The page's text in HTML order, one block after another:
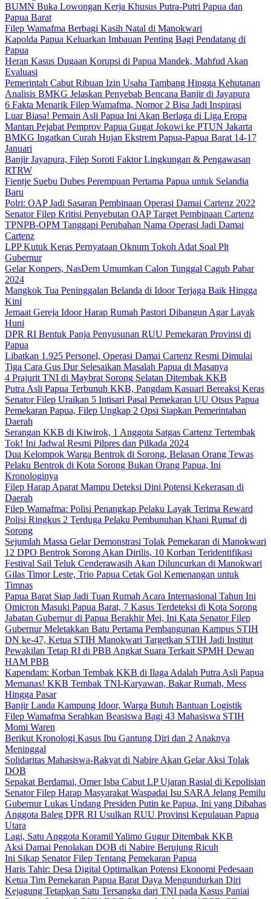
BUMN Buka Lowongan Kerja Khusus Putra-Putri Papua dan
Papua Barat
Filep Wamafma Berbagi Kasih Natal di Manokwari
Kapolda Papua Keluarkan Imbauan Penting Bagi Pendatang di
Papua
Heran Kasus Dugaan Korupsi di Papua Mandek, Mahfud Akan
Evaluasi
Pemerintah Cabut Ribuan Izin Usaha Tambang Hingga Kehutanan
Analisis BMKG Jelaskan Penyebab Bencana Banjir di Jayapura
6 Fakta Menarik Filep Wamafma, Nomor 2 Bisa Jadi Inspirasi
Luar Biasa! Pemain Asli Papua Ini Akan Berlaga di Liga Eropa
Mantan Pejabat Pemprov Papua Gugat Jokowi ke PTUN Jakarta
BMKG Ingatkan Curah Hujan Ekstrem Papua-Papua Barat 14-17
Januari
Banjir Jayapura, Filep Soroti Faktor Lingkungan & Pengawasan
RTRW
Fientje Suebu Dubes Perempuan Pertama Papua untuk Selandia
Baru
Polri: OAP Jadi Sasaran Pembinaan Operasi Damai Cartenz 2022
Senator Filep Kritisi Penyebutan OAP Target Pembinaan Cartenz
TPNPB-OPM Tanggapi Perubahan Nama Operasi Jadi Damai
Cartenz
LPP Kutuk Keras Pernyataan Oknum Tokoh Adat Soal Plt
Gubernur
Gelar Konpers, NasDem Umumkan Calon Tunggal Cagub Pabar
2024
Mangkok Tua Peninggalan Belanda di Idoor Terjaga Baik Hingga
Kini
Jemaat Gereja Idoor Harap Rumah Pastori Dibangun Agar Layak
Huni
DPR RI Bentuk Panja Penyusunan RUU Pemekaran Provinsi di
Papua
Libatkan 1.925 Personel, Operasi Damai Cartenz Resmi Dimulai
Tiga Cara Gus Dur Selesaikan Masalah Papua di Masanya
4 Prajurit TNI di Maybrat Sorong Selatan Ditembak KKB
Putra Asli Papua Terbunuh KKB, Pangdam Kasuari Bereaksi Keras
Senator Filep Uraikan 5 Intisari Pasal Pemekaran UU Otsus Papua
Pemekaran Papua, Filep Ungkap 2 Opsi Siapkan Pemerintahan
Daerah
Serangan KKB di Kiwirok, 1 Anggota Satgas Cartenz Tertembak
Tok! Ini Jadwal Resmi Pilpres dan Pilkada 2024
Dua Kelompok Warga Bentrok di Sorong, Belasan Orang Tewas
Pelaku Bentrok di Kota Sorong Bukan Orang Papua, Ini
Kronologinya
Filep Harap Aparat Mampu Deteksi Dini Potensi Kekerasan di
Daerah
Filep Wamafma: Polisi Penangkap Pelaku Layak Terima Reward
Polisi Ringkus 2 Terduga Pelaku Pembunuhan Khani Rumaf di
Sorong
Sejumlah Massa Gelar Demonstrasi Tolak Pemekaran di Manokwari
12 DPO Bentrok Sorong Akan Dirilis, 10 Korban Teridentifikasi
Festival Sail Teluk Cenderawasih Akan Diluncurkan di Manokwari
Gilas Timor Leste, Trio Papua Cetak Gol Kemenangan untuk
Timnas
Papua Barat Siap Jadi Tuan Rumah Acara Internasional Tahun Ini
Omicron Masuki Papua Barat, 7 Kasus Terdeteksi di Kota Sorong
Jabatan Gubernur di Papua Berakhir Mei, Ini Kata Senator Filep
Gubernur Meletakkan Batu Pertama Pembangunan Kampus STIH
DN ke-47, Ketua STIH Manokwari Targetkan STIH Jadi Institut
Pewakilan Tetap RI di PBB Angkat Suara Terkait SPMH Dewan
HAM PBB
Kapendam: Korban Tembak KKB di Ilaga Adalah Putra Asli Papua
Memanas! KKB Tembak TNI-Karyawan, Bakar Rumah, Mess
Hingga Pasar
Banjir Landa Kampung Idoor, Warga Butuh Bantuan Logistik
Filep Wamafma Serahkan Beasiswa Bagi 43 Mahasiswa STIH
Momi Waren
Berikut Kronologi Kasus Ibu Gantung Diri dan 2 Anaknya
Meninggal
Solidaritas Mahasiswa-Rakyat di Nabire Akan Gelar Aksi Tolak
DOB
Sepakat Berdamai, Omer Isba Cabut LP Ujaran Rasial di Kepolisian
Senator Filep Harap Masyarakat Waspadai Isu SARA Jelang Pemilu
Gubernur Lukas Undang Presiden Putin ke Papua, Ini yang Dibahas
Anggota Baleg DPR RI Usulkan RUU Provinsi Kepulauan Papua
Utara
Lagi, Satu Anggota Koramil Yalimo Gugur Ditembak KKB
Aksi Damai Penolakan DOB di Nabire Berujung Ricuh
Ini Sikap Senator Filep Tentang Pemekaran Papua
Haris Tahir: Desa Digital Optimalkan Potensi Ekonomi Pedesaan
Ketua Tim Pemekaran Papua Barat Daya Mengundurkan Diri
Kejagung Tetapkan Satu Tersangka dari TNI pada Kasus Paniai